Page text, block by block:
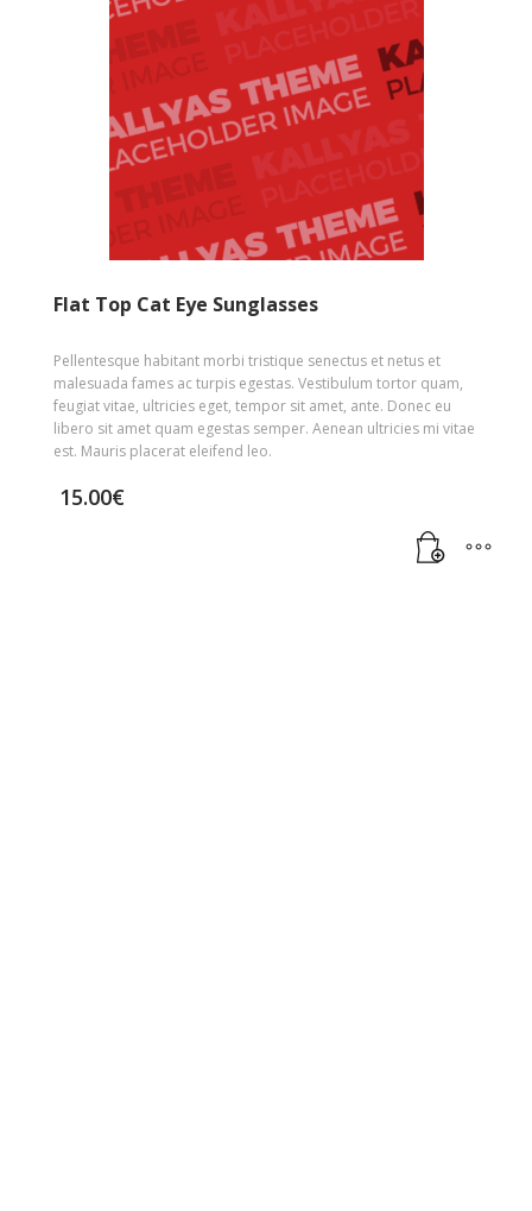
Flat Top Cat Eye Sunglasses
Pellentesque habitant morbi tristique senectus et netus et
malesuada fames ac turpis egestas. Vestibulum tortor quam,
feugiat vitae, ultricies eget, tempor sit amet, ante. Donec eu
libero sit amet quam egestas semper. Aenean ultricies mi vitae
est. Mauris placerat eleifend leo.
15.00€